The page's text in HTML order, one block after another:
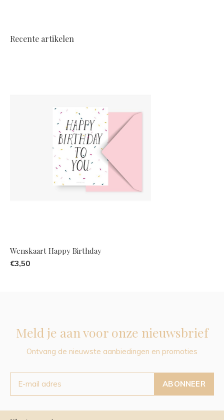
Recente artikelen
Wenskaart Happy Birthday
€3,50
Meld je aan voor onze nieuwsbrief
Ontvang de nieuwste aanbiedingen en promoties
ABONNEER